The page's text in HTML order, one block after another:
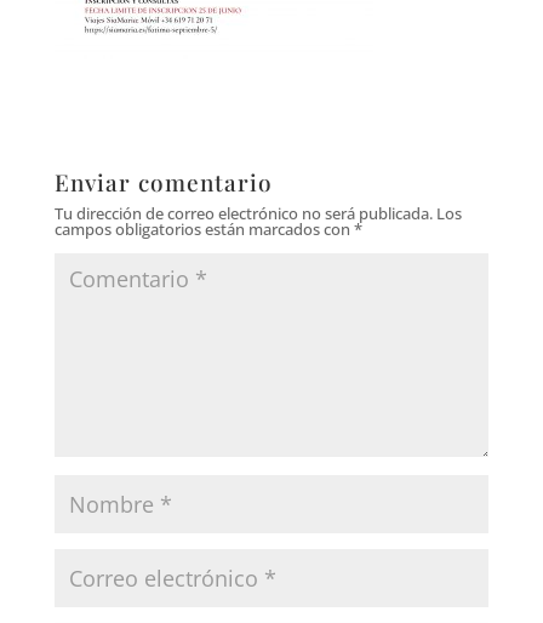
Enviar comentario
Tu dirección de correo electrónico no será publicada. Los
campos obligatorios están marcados con *